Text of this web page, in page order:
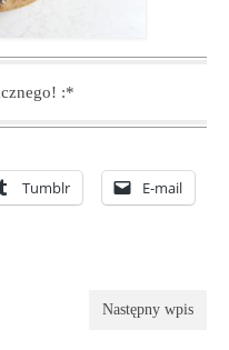
:*
Tumblr E-mail
Następny wpis